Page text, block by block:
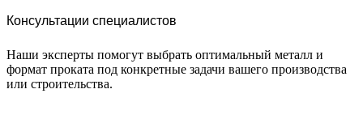
Консультации специалистов
Наши эксперты помогут выбрать оптимальный металл и
формат проката под конкретные задачи вашего производства
или строительства.